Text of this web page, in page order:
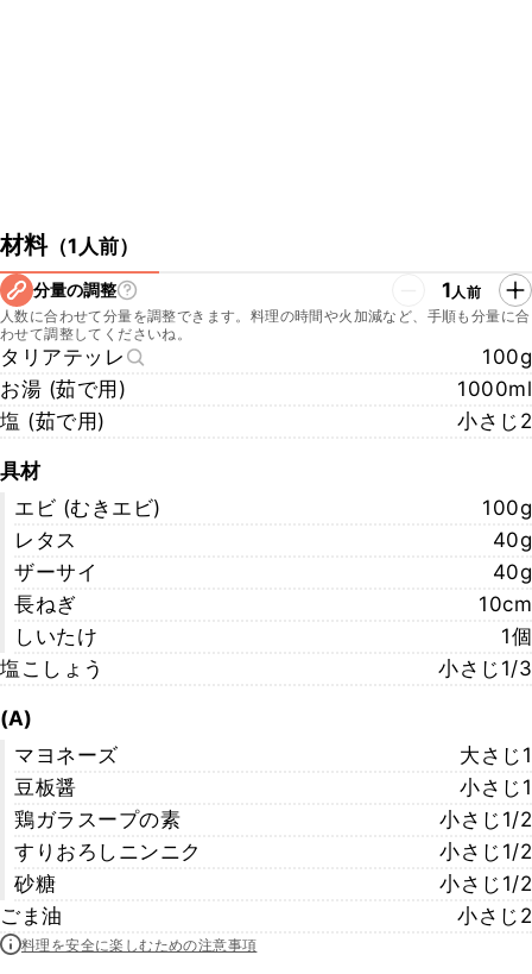
材料（1人前）
分量の調整 1人前
人数に合わせて分量を調整できます。料理の時間や火加減など、手順も分量に合
わせて調整してくださいね。
タリアテッレ
100g
お湯 (茹で用)
1000ml
塩 (茹で用)
小さじ2
具材
エビ (むきエビ)
100g
レタス
40g
ザーサイ
40g
長ねぎ
10cm
しいたけ
1個
塩こしょう
小さじ1/3
(A)
マヨネーズ
大さじ1
豆板醤
小さじ1
鶏ガラスープの素
小さじ1/2
すりおろしニンニク
小さじ1/2
砂糖
小さじ1/2
ごま油
小さじ2
料理を安全に楽しむための注意事項